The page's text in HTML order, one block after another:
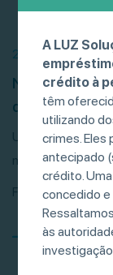
A LUZ
crédito à
têm
utilizando
crimes.
antecipado
crédito.
concedido e
às
investigação.
21/07/26
Negociação
desacelera,
Um levantamento
movimentaram
Fonte: Valor